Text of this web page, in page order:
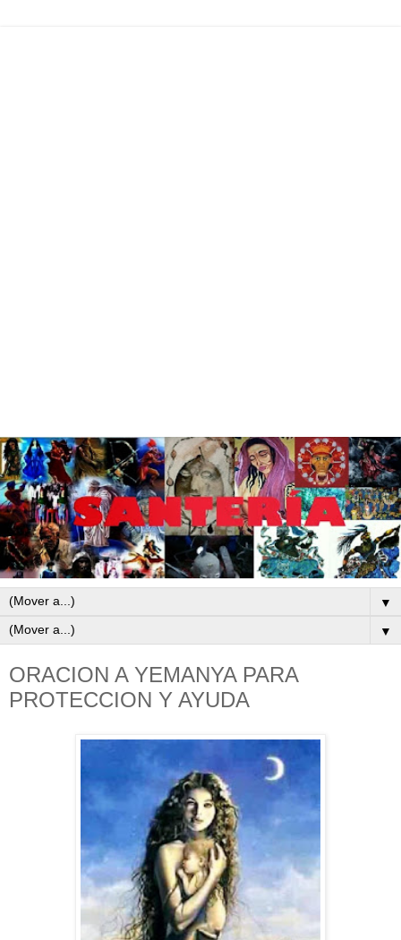
▼
▼
ORACION A YEMANYA PARA
PROTECCION Y AYUDA